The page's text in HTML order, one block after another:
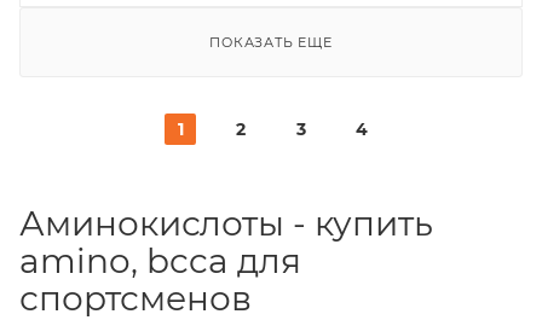
ПОКАЗАТЬ ЕЩЕ
1 2 3 4
Аминокислоты - купить
amino, bcca для
спортсменов